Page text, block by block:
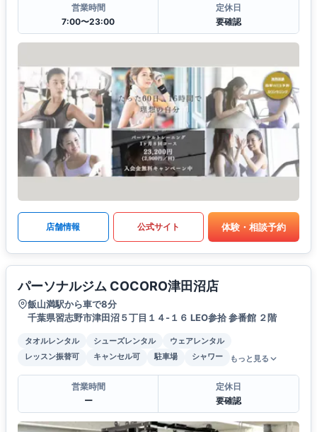
営業時間
7:00〜23:00
定休日
要確認
店舗情報 公式サイト 体験・相談予約
パーソナルジム COCORO津田沼店
飯山満駅から車で8分
千葉県習志野市津田沼５丁目１４-１６ LEO参拾 参番館 ２階
タオルレンタル シューズレンタル
ウェアレンタル
レッスン振替可
キャンセル可 駐車場 シャワー もっと見る
営業時間
ー
定休日
要確認